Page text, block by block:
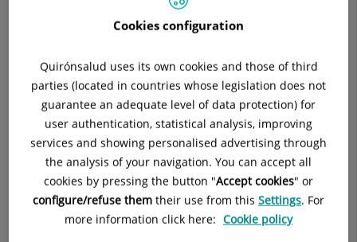
Si la consulta es por alguna molestia, dolor,… debe saber
que le preguntaran:
Cuándo han empezado los síntomas
Si los relaciona con alguna actividad
Que los empeora o qué mejora los síntomas
Características del dolor, localización.
Haga una lista con la medicación y otros productos
(herboristería, homeopatía…) que toma, y cuando los toma
Cookies configuration
Quirónsalud uses its own cookies and those of third
parties (located in countries whose legislation does not
guarantee an adequate level of data protection) for
user authentication, statistical analysis, improving
services and showing personalised advertising through
the analysis of your navigation. You can accept all
cookies by pressing the button "Accept cookies" or
configure/refuse them their use from this Settings. For
more information click here: Cookie policy